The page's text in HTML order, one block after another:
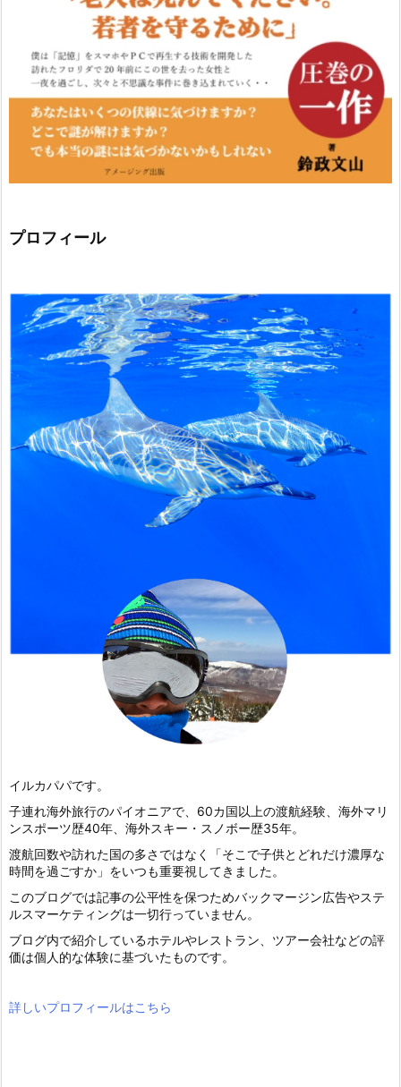
プロフィール
イルカパパです。
子連れ海外旅行のパイオニアで、60カ国以上の渡航経験、海外マリ
ンスポーツ歴40年、海外スキー・スノボー歴35年。
渡航回数や訪れた国の多さではなく「そこで子供とどれだけ濃厚な
時間を過ごすか」をいつも重要視してきました。
このブログでは記事の公平性を保つためバックマージン広告やステ
ルスマーケティングは一切行っていません。
ブログ内で紹介しているホテルやレストラン、ツアー会社などの評
価は個人的な体験に基づいたものです。
詳しいプロフィールはこちら